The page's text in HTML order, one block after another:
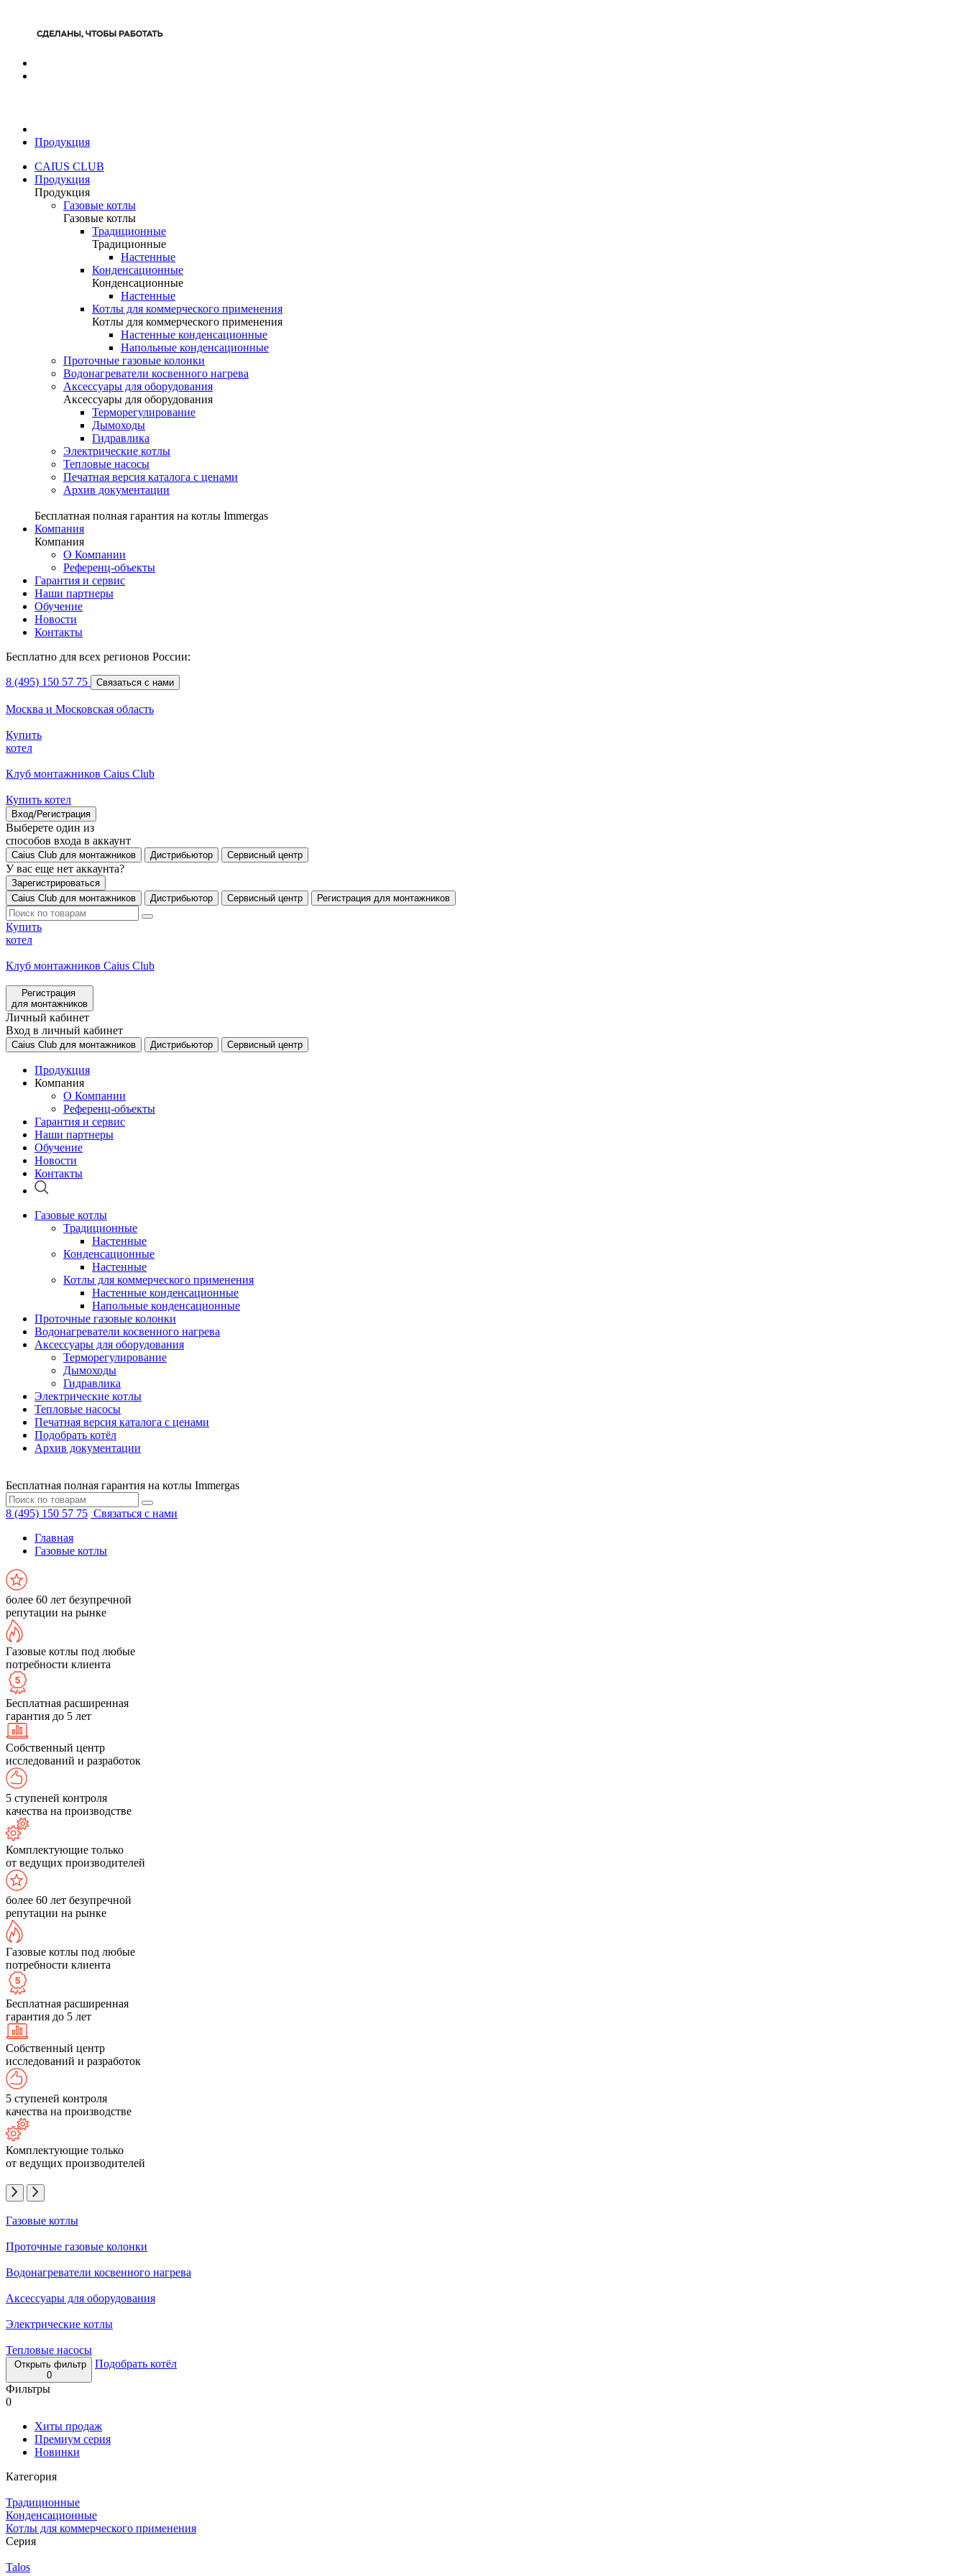
Продукция
CAIUS CLUB
Продукция
Продукция
Газовые котлы
Газовые котлы
Традиционные
Традиционные
Настенные
Конденсационные
Конденсационные
Настенные
Котлы для коммерческого применения
Котлы для коммерческого применения
Настенные конденсационные
Напольные конденсационные
Проточные газовые колонки
Водонагреватели косвенного нагрева
Аксессуары для оборудования
Аксессуары для оборудования
Терморегулирование
Дымоходы
Гидравлика
Электрические котлы
Тепловые насосы
Печатная версия каталога с ценами
Архив документации
Бесплатная полная гарантия на котлы Immergas
Компания
Компания
О Компании
Референц-объекты
Гарантия и сервис
Наши партнеры
Обучение
Новости
Контакты
Бесплатно для всех регионов России:
8 (495) 150 57 75 Связаться с нами
Москва и Московская область
Купить
котел
Клуб монтажников Caius Club
Купить котел
Вход/Регистрация
Выберете один из
способов входа в аккаунт
Caius Club для монтажников Дистрибьютор Сервисный центр
У вас еще нет аккаунта?
Зарегистрироваться
Caius Club для монтажников
Дистрибьютор Сервисный центр Регистрация для монтажников
Купить
котел
Клуб монтажников Caius Club
Регистрация
для монтажников
Личный кабинет
Вход в личный кабинет
Caius Club для монтажников Дистрибьютор Сервисный центр
Продукция
Компания
О Компании
Референц-объекты
Гарантия и сервис
Наши партнеры
Обучение
Новости
Контакты
Газовые котлы
Традиционные
Настенные
Конденсационные
Настенные
Котлы для коммерческого применения
Настенные конденсационные
Напольные конденсационные
Проточные газовые колонки
Водонагреватели косвенного нагрева
Аксессуары для оборудования
Терморегулирование
Дымоходы
Гидравлика
Электрические котлы
Тепловые насосы
Печатная версия каталога с ценами
Подобрать котёл
Архив документации
Бесплатная полная гарантия на котлы Immergas
8 (495) 150 57 75 Связаться с нами
Главная
Газовые котлы
более 60 лет безупречной
репутации на рынке
Газовые котлы под любые
потребности клиента
Бесплатная расширенная
гарантия до 5 лет
Собственный центр
исследований и разработок
5 ступеней контроля
качества на производстве
Комплектующие только
от ведущих производителей
более 60 лет безупречной
репутации на рынке
Газовые котлы под любые
потребности клиента
Бесплатная расширенная
гарантия до 5 лет
Собственный центр
исследований и разработок
5 ступеней контроля
качества на производстве
Комплектующие только
от ведущих производителей
Газовые котлы
Проточные газовые колонки
Водонагреватели косвенного нагрева
Аксессуары для оборудования
Электрические котлы
Тепловые насосы
Открыть фильтр
0
Подобрать котёл
Фильтры
0
Хиты продаж
Премиум серия
Новинки
Категория
Традиционные
Конденсационные
Котлы для коммерческого применения
Серия
Talos